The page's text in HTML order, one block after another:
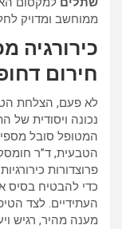
ממוחשב ומדויק
כירורגיה
חירום
לא פעם, הצלחת
נכונה ויסודית
המטופל סובל
הטבעית, ד”ר
פרוצדורות
כדי להבטיח בסיס
העתידיים. לצד
מענה מהיר, רגיש